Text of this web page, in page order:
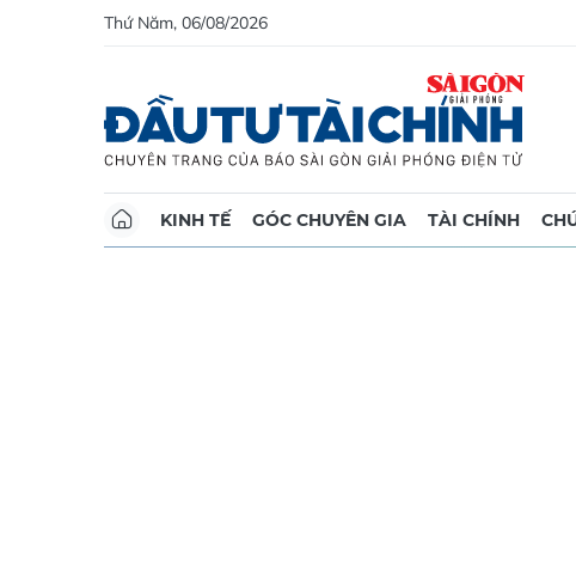
Thứ Năm, 06/08/2026
KINH TẾ GÓC CHUYÊN GIA TÀI CHÍNH